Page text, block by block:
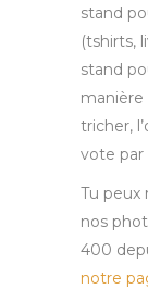
stand
(tshirts,
stand
manière
tricher,
vote par
Tu peux
nos
400
notre